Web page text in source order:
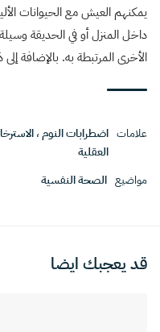
يمكنهم العيش مع الحيوانات
داخل المنزل أو في الحديقة
الأخرى المرتبطة به. بالإضافة
علامات اضطرابات النوم،
العقلية
مواضيع الصحة النفسية
قد يعجبك ايضا